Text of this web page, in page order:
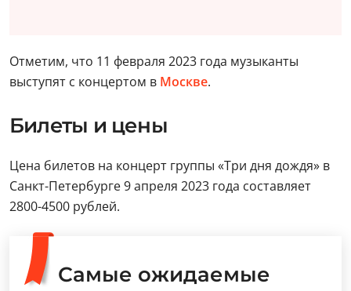
Отметим, что 11 февраля 2023 года музыканты
выступят с концертом в Москве.
Билеты и цены
Цена билетов на концерт группы «Три дня дождя» в
Санкт-Петербурге 9 апреля 2023 года составляет
2800-4500 рублей.
Самые ожидаемые